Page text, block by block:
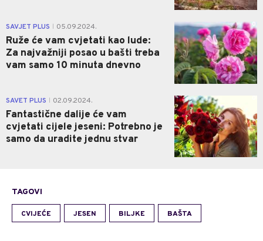
SAVJET PLUS 05.09.2024.
Ruže će vam cvjetati kao lude:
Za najvažniji posao u bašti treba
vam samo 10 minuta dnevno
0
SAVET PLUS 02.09.2024.
Fantastične dalije će vam
cvjetati cijele jeseni: Potrebno je
samo da uradite jednu stvar
TAGOVI
CVIJEĆE JESEN BILJKE BAŠTA